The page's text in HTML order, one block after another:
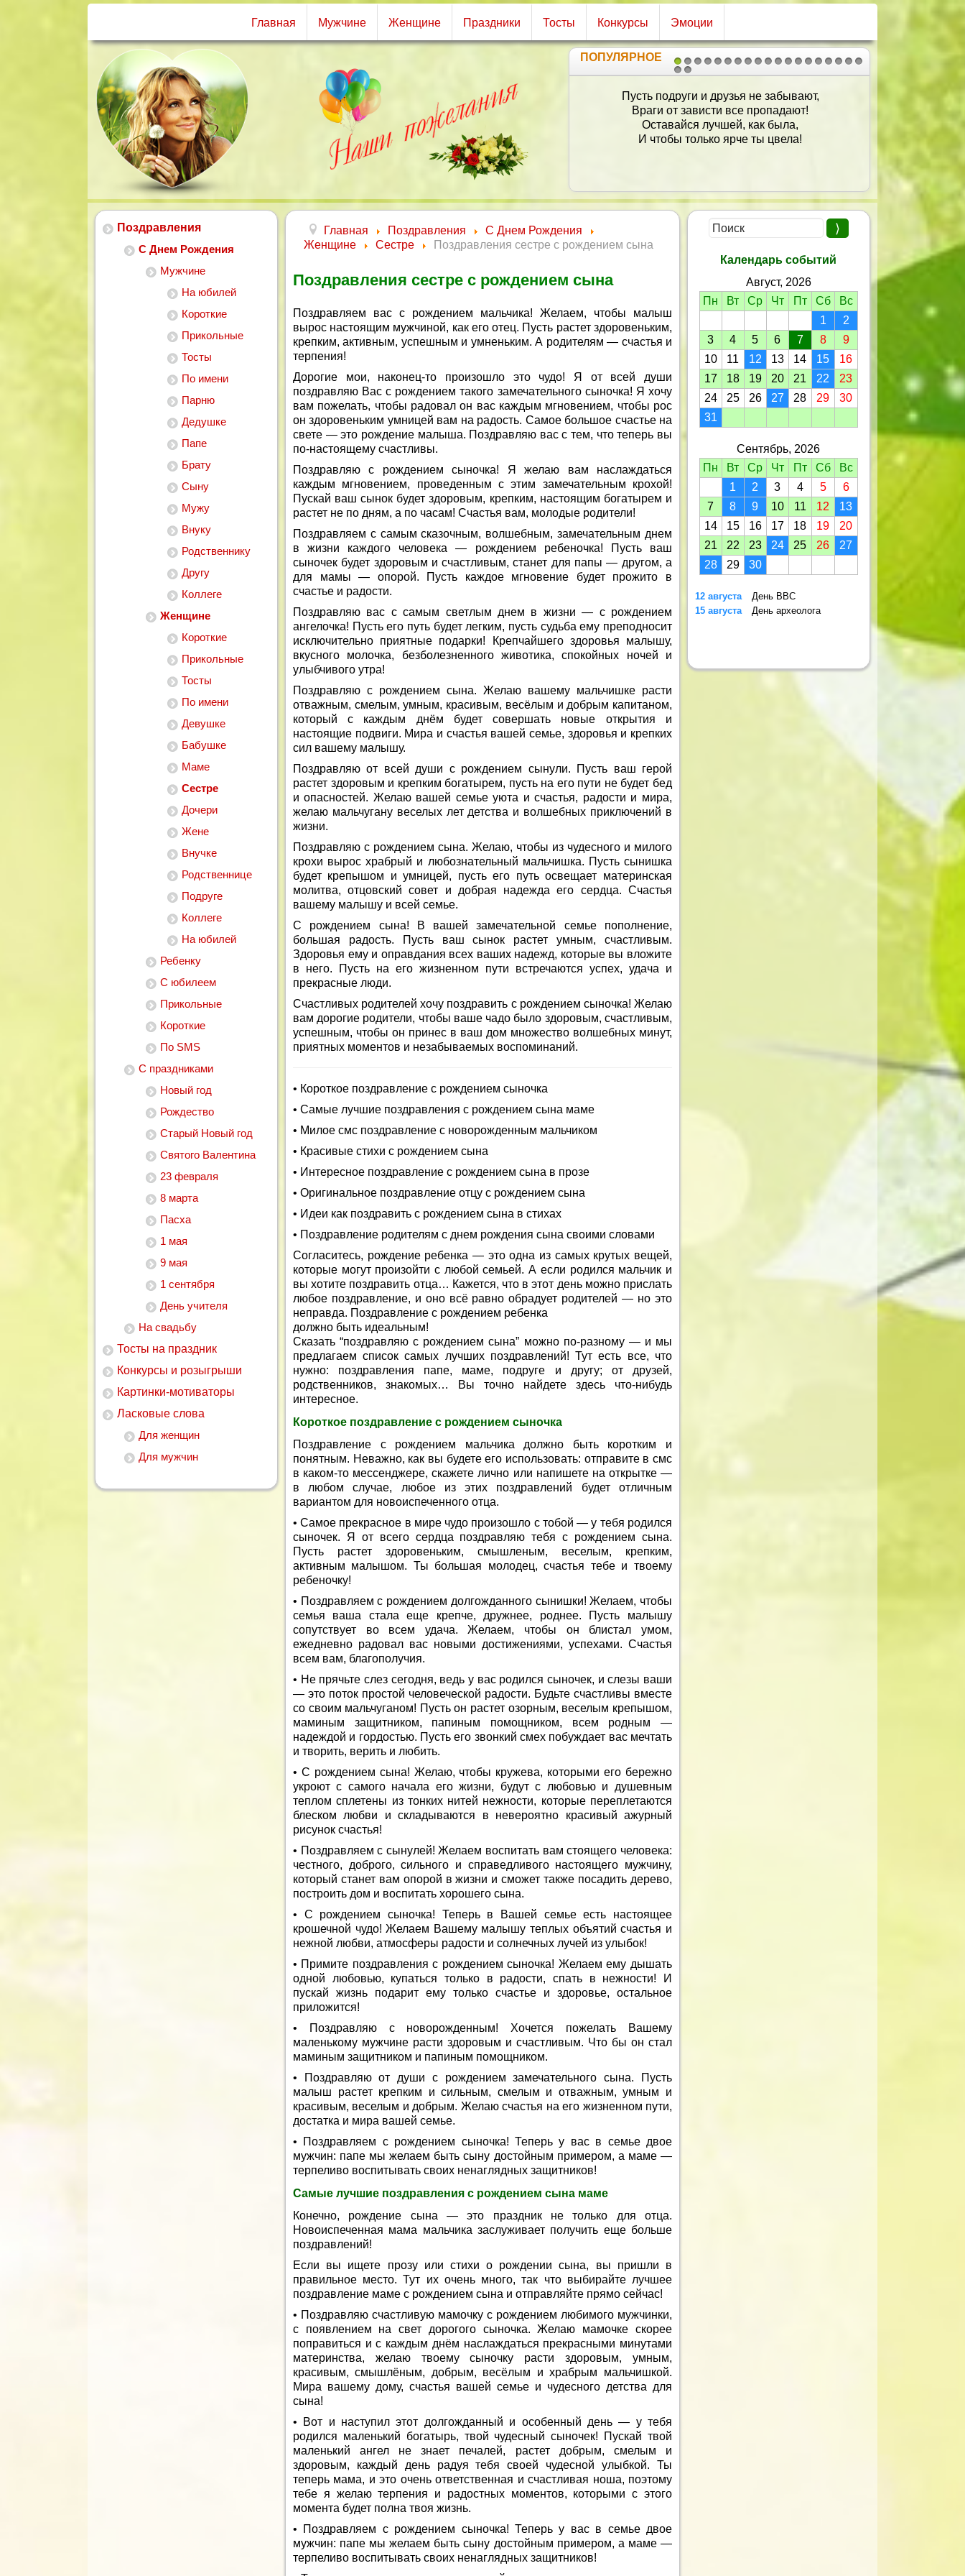
Главная Мужчине Женщине Праздники Тосты Конкурсы Эмоции
1 2
2021
ПОПУЛЯРНОЕ
Новых желаем в делах достижений,
Сильных эмоций и смелых решений!
Преуспевания! Ярких побед!
Бодрости! Долгих счастливейших лет!
Цель и надежда, характер и честь.
Главное, что у тебя это есть!
Поздравления
С Днем Рождения
Мужчине
На юбилей
Короткие
Прикольные
Тосты
По имени
Парню
Дедушке
Папе
Брату
Сыну
Мужу
Внуку
Родственнику
Другу
Коллеге
Женщине
Короткие
Прикольные
Тосты
По имени
Девушке
Бабушке
Маме
Сестре
Дочери
Жене
Внучке
Родственнице
Подруге
Коллеге
На юбилей
Ребенку
С юбилеем
Прикольные
Короткие
По SMS
С праздниками
Новый год
Рождество
Старый Новый год
Святого Валентина
23 февраля
8 марта
Пасха
1 мая
9 мая
1 сентября
День учителя
На свадьбу
Тосты на праздник
Конкурсы и розыгрыши
Картинки-мотиваторы
Ласковые слова
Для женщин
Для мужчин
Главная Поздравления
С Днем Рождения
Женщине
Сестре Поздравления сестре с рождением сына
Поздравления сестре с рождением сына
Поздравляем вас с рождением мальчика! Желаем, чтобы малыш
вырос настоящим мужчиной, как его отец. Пусть растет здоровеньким,
крепким, активным, успешным и умненьким. А родителям — счастья и
терпения!
Дорогие мои, наконец-то произошло это чудо! Я от всей души
поздравляю Вас с рождением такого замечательного сыночка! Я хочу
вам пожелать, чтобы радовал он вас каждым мгновением, чтобы рос
он здоровеньким умницей вам на радость. Самое большое счастье на
свете — это рождение малыша. Поздравляю вас с тем, что теперь вы
по-настоящему счастливы.
Поздравляю с рождением сыночка! Я желаю вам наслаждаться
каждым мгновением, проведенным с этим замечательным крохой!
Пускай ваш сынок будет здоровым, крепким, настоящим богатырем и
растет не по дням, а по часам! Счастья вам, молодые родители!
Поздравляем с самым сказочным, волшебным, замечательным днем
в жизни каждого человека — рождением ребеночка! Пусть ваш
сыночек будет здоровым и счастливым, станет для папы — другом, а
для мамы — опорой. Пусть каждое мгновение будет прожито в
счастье и радости.
Поздравляю вас с самым светлым днем в жизни — с рождением
ангелочка! Пусть его путь будет легким, пусть судьба ему преподносит
исключительно приятные подарки! Крепчайшего здоровья малышу,
вкусного молочка, безболезненного животика, спокойных ночей и
улыбчивого утра!
Поздравляю с рождением сына. Желаю вашему мальчишке расти
отважным, смелым, умным, красивым, весёлым и добрым капитаном,
который с каждым днём будет совершать новые открытия и
настоящие подвиги. Мира и счастья вашей семье, здоровья и крепких
сил вашему малышу.
Поздравляю от всей души с рождением сынули. Пусть ваш герой
растет здоровым и крепким богатырем, пусть на его пути не будет бед
и опасностей. Желаю вашей семье уюта и счастья, радости и мира,
желаю мальчугану веселых лет детства и волшебных приключений в
жизни.
Поздравляю с рождением сына. Желаю, чтобы из чудесного и милого
крохи вырос храбрый и любознательный мальчишка. Пусть сынишка
будет крепышом и умницей, пусть его путь освещает материнская
молитва, отцовский совет и добрая надежда его сердца. Счастья
вашему малышу и всей семье.
С рождением сына! В вашей замечательной семье пополнение,
большая радость. Пусть ваш сынок растет умным, счастливым.
Здоровья ему и оправдания всех ваших надежд, которые вы вложите
в него. Пусть на его жизненном пути встречаются успех, удача и
прекрасные люди.
Счастливых родителей хочу поздравить с рождением сыночка! Желаю
вам дорогие родители, чтобы ваше чадо было здоровым, счастливым,
успешным, чтобы он принес в ваш дом множество волшебных минут,
приятных моментов и незабываемых воспоминаний.
• Короткое поздравление с рождением сыночка
• Самые лучшие поздравления с рождением сына маме
• Милое смс поздравление с новорожденным мальчиком
• Красивые стихи с рождением сына
• Интересное поздравление с рождением сына в прозе
• Оригинальное поздравление отцу с рождением сына
• Идеи как поздравить с рождением сына в стихах
• Поздравление родителям с днем рождения сына своими словами
Согласитесь, рождение ребенка — это одна из самых крутых вещей,
которые могут произойти с любой семьей. А если родился мальчик и
вы хотите поздравить отца… Кажется, что в этот день можно прислать
любое поздравление, и оно всё равно обрадует родителей — но это
неправда. Поздравление с рождением ребенка
должно быть идеальным!
Сказать “поздравляю с рождением сына” можно по-разному — и мы
предлагаем список самых лучших поздравлений! Тут есть все, что
нужно: поздравления папе, маме, подруге и другу; от друзей,
родственников, знакомых… Вы точно найдете здесь что-нибудь
интересное.
Короткое поздравление с рождением сыночка
Поздравление с рождением мальчика должно быть коротким и
понятным. Неважно, как вы будете его использовать: отправите в смс
в каком-то мессенджере, скажете лично или напишете на открытке —
в любом случае, любое из этих поздравлений будет отличным
вариантом для новоиспеченного отца.
• Самое прекрасное в мире чудо произошло с тобой — у тебя родился
сыночек. Я от всего сердца поздравляю тебя с рождением сына.
Пусть растет здоровеньким, смышленым, веселым, крепким,
активным малышом. Ты большая молодец, счастья тебе и твоему
ребеночку!
• Поздравляем с рождением долгожданного сынишки! Желаем, чтобы
семья ваша стала еще крепче, дружнее, роднее. Пусть малышу
сопутствует во всем удача. Желаем, чтобы он блистал умом,
ежедневно радовал вас новыми достижениями, успехами. Счастья
всем вам, благополучия.
• Не прячьте слез сегодня, ведь у вас родился сыночек, и слезы ваши
— это поток простой человеческой радости. Будьте счастливы вместе
со своим мальчуганом! Пусть он растет озорным, веселым крепышом,
маминым защитником, папиным помощником, всем родным —
надеждой и гордостью. Пусть его звонкий смех побуждает вас мечтать
и творить, верить и любить.
• С рождением сына! Желаю, чтобы кружева, которыми его бережно
укроют с самого начала его жизни, будут с любовью и душевным
теплом сплетены из тонких нитей нежности, которые переплетаются
блеском любви и складываются в невероятно красивый ажурный
рисунок счастья!
• Поздравляем с сынулей! Желаем воспитать вам стоящего человека:
честного, доброго, сильного и справедливого настоящего мужчину,
который станет вам опорой в жизни и сможет также посадить дерево,
построить дом и воспитать хорошего сына.
• С рождением сыночка! Теперь в Вашей семье есть настоящее
крошечной чудо! Желаем Вашему малышу теплых объятий счастья и
нежной любви, атмосферы радости и солнечных лучей из улыбок!
• Примите поздравления с рождением сыночка! Желаем ему дышать
одной любовью, купаться только в радости, спать в нежности! И
пускай жизнь подарит ему только счастье и здоровье, остальное
приложится!
• Поздравляю с новорожденным! Хочется пожелать Вашему
маленькому мужчине расти здоровым и счастливым. Что бы он стал
маминым защитником и папиным помощником.
• Поздравляю от души с рождением замечательного сына. Пусть
малыш растет крепким и сильным, смелым и отважным, умным и
красивым, веселым и добрым. Желаю счастья на его жизненном пути,
достатка и мира вашей семье.
• Поздравляем с рождением сыночка! Теперь у вас в семье двое
мужчин: папе мы желаем быть сыну достойным примером, а маме —
терпеливо воспитывать своих ненаглядных защитников!
Самые лучшие поздравления с рождением сына маме
Конечно, рождение сына — это праздник не только для отца.
Новоиспеченная мама мальчика заслуживает получить еще больше
поздравлений!
Если вы ищете прозу или стихи о рождении сына, вы пришли в
правильное место. Тут их очень много, так что выбирайте лучшее
поздравление маме с рождением сына и отправляйте прямо сейчас!
• Поздравляю счастливую мамочку с рождением любимого мужчинки,
с появлением на свет дорогого сыночка. Желаю мамочке скорее
поправиться и с каждым днём наслаждаться прекрасными минутами
материнства, желаю твоему сыночку расти здоровым, умным,
красивым, смышлёным, добрым, весёлым и храбрым мальчишкой.
Мира вашему дому, счастья вашей семье и чудесного детства для
сына!
• Вот и наступил этот долгожданный и особенный день — у тебя
родился маленький богатырь, твой чудесный сыночек! Пускай твой
маленький ангел не знает печалей, растет добрым, смелым и
здоровым, каждый день радуя тебя своей чудесной улыбкой. Ты
теперь мама, и это очень ответственная и счастливая ноша, поэтому
тебе я желаю терпения и радостных моментов, которыми с этого
момента будет полна твоя жизнь.
• Поздравляем с рождением сыночка! Теперь у вас в семье двое
мужчин: папе мы желаем быть сыну достойным примером, а маме —
терпеливо воспитывать своих ненаглядных защитников!
Календарь событий
Август, 2026
Пн
Вт Ср Чт Пт Сб
Вс
1
2
3
4 5 6 7 8
9
10
11 12 13 14 15
16
17
18 19 20 21 22
23
24
25 26 27 28 29
30
31
Сентябрь, 2026
Пн
Вт Ср Чт Пт Сб
Вс
1
2 3 4 5
6
7
8 9 10 11 12
13
14
15 16 17 18 19
20
21
22 23 24 25 26
27
28
29 30
12 августа
День ВВС
15 августа
День археолога